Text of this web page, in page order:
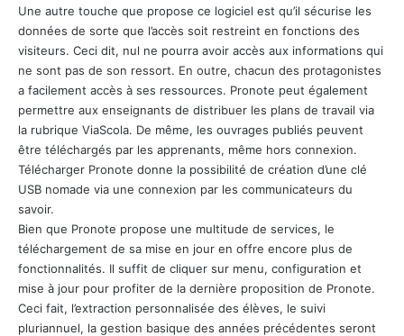
Une autre touche que propose ce logiciel est qu’il sécurise les
données de sorte que l’accès soit restreint en fonctions des
visiteurs. Ceci dit, nul ne pourra avoir accès aux informations qui
ne sont pas de son ressort. En outre, chacun des protagonistes
a facilement accès à ses ressources. Pronote peut également
permettre aux enseignants de distribuer les plans de travail via
la rubrique ViaScola. De même, les ouvrages publiés peuvent
être téléchargés par les apprenants, même hors connexion.
Télécharger Pronote donne la possibilité de création d’une clé
USB nomade via une connexion par les communicateurs du
savoir.
Bien que Pronote propose une multitude de services, le
téléchargement de sa mise en jour en offre encore plus de
fonctionnalités. Il suffit de cliquer sur menu, configuration et
mise à jour pour profiter de la dernière proposition de Pronote.
Ceci fait, l’extraction personnalisée des élèves, le suivi
pluriannuel, la gestion basique des années précédentes seront